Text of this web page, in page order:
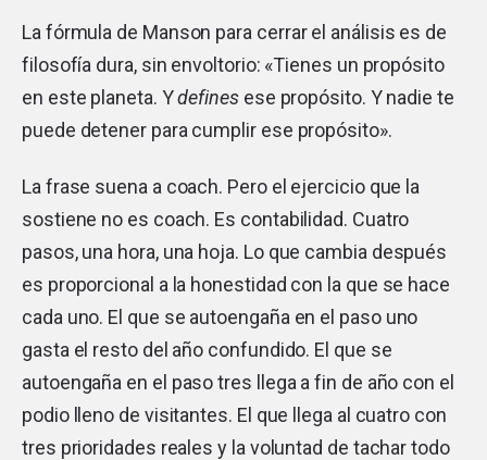
La fórmula de Manson para cerrar el análisis es de
filosofía dura, sin envoltorio: «Tienes un propósito
en este planeta. Ydefinesese propósito. Y nadie te
puede detener para cumplir ese propósito».
La frase suena a coach. Pero el ejercicio que la
sostiene no es coach. Es contabilidad. Cuatro
pasos, una hora, una hoja. Lo que cambia después
es proporcional a la honestidad con la que se hace
cada uno. El que se autoengaña en el paso uno
gasta el resto del año confundido. El que se
autoengaña en el paso tres llega a fin de año con el
podio lleno de visitantes. El que llega al cuatro con
tres prioridades reales y la voluntad de tachar todo